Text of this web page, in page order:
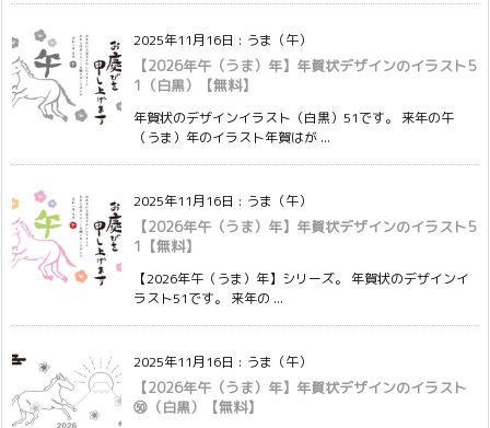
2025年11月16日 : うま（午）
【2026年午（うま）年】年賀状デザインのイラスト5
1（白黒）【無料】
年賀状のデザインイラスト（白黒）51です。 来年の午
（うま）年のイラスト年賀はが ...
2025年11月16日 : うま（午）
【2026年午（うま）年】年賀状デザインのイラスト5
1【無料】
【2026年午（うま）年】シリーズ。 年賀状のデザインイ
ラスト51です。 来年の ...
2025年11月16日 : うま（午）
【2026年午（うま）年】年賀状デザインのイラスト
㊿（白黒）【無料】